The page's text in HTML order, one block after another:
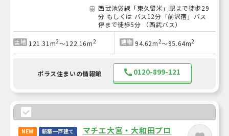
西武池袋線「東久留米」駅まで徒歩29
分 もしくは バス12分「前沢宿」バス
停まで徒歩5分 （西武バス）
土地 121.31m2～122.16m2 建物 94.62m2～95.64m2
ポラス住まいの情報館 0120-899-121
NEW 新築一戸建て
マチエ大宮・大和田プロ